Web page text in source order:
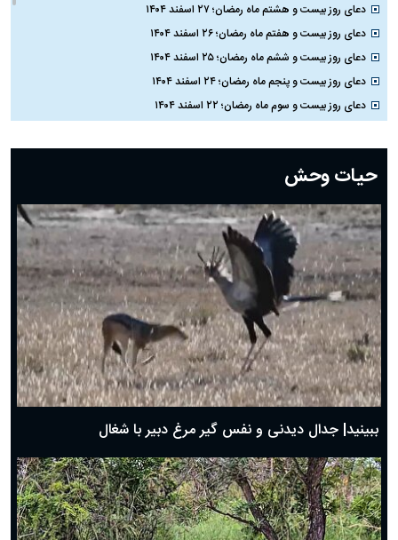
دعای روز بیست و هشتم ماه رمضان؛ ۲۷ اسفند ۱۴۰۴
دعای روز بیست و هفتم ماه رمضان؛ ۲۶ اسفند ۱۴۰۴
دعای روز بیست و ششم ماه رمضان؛ ۲۵ اسفند ۱۴۰۴
دعای روز بیست و پنجم ماه رمضان؛ ۲۴ اسفند ۱۴۰۴
دعای روز بیست و سوم ماه رمضان؛ ۲۲ اسفند ۱۴۰۴
دعای روز بیستم ماه رمضان؛ ۱۹ اسفند ۱۴۰۴
دعای روز هشتم ماه مبارک رمضان؛ ۷ اسفند ماه ۱۴۰۴
دعای روز هفتم ماه رمضان؛ ۶ اسفند ۱۴۰۴
دعای روز ششم ماه رمضان؛ ۵ اسفند ۱۴۰۴
دعای روز پنجم ماه رمضان؛ ۴ اسفند ۱۴۰۴
دعای روز چهارم ماه مبارک رمضان؛ ۳ اسفند ۱۴۰۴
دعای روز سوم ماه مبارک رمضان؛ ۱۴ اسفند ۱۴۰۴
دعای روز دوم ماه مبارک رمضان ۱ اسفند ماه ۱۴۰۴
دعای روز اول ماه مبارک رمضان، ۳۰ بهمن ۱۴۰۴
حضرت زینب(س) چگونه از دنیا رفت؟
بهترین پیامک تبریک روز پدر ۱۴۰۴؛ جملات زیبا و صمیمانه
حیات وحش
ببینید| جدال دیدنی و نفس گیر مرغ دبیر با شغال